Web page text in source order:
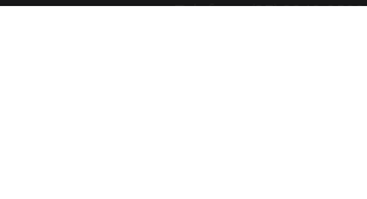
Telefone: (37) 3249-9500